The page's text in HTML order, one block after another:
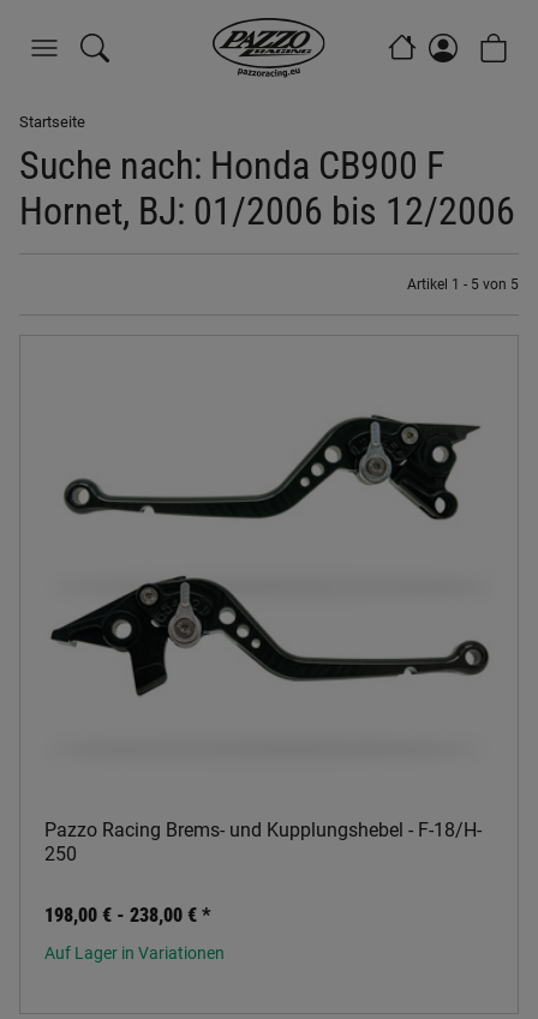
Startseite
Suche nach: Honda CB900 F
Hornet, BJ: 01/2006 bis 12/2006
Artikel 1 - 5 von 5
Pazzo Racing Brems- und Kupplungshebel - F-18/H-
250
198,00 € - 238,00 € *
Auf Lager in Variationen